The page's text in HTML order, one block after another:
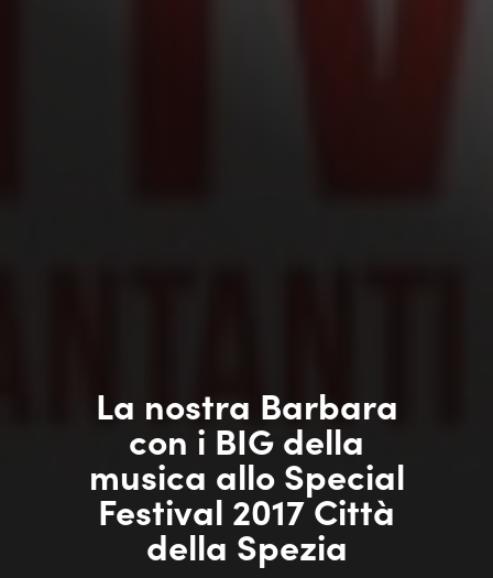
La nostra Barbara
con i BIG della
musica allo Special
Festival 2017 Città
della Spezia